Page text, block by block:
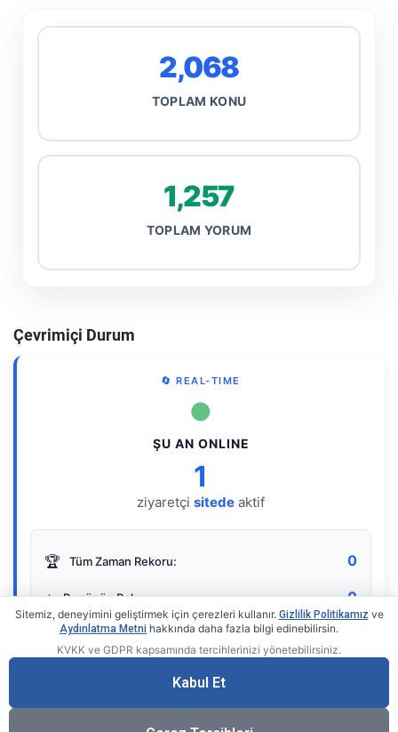
2,068
TOPLAM KONU
1,257
TOPLAM YORUM
Çevrimiçi Durum
🔄 REAL-TIME
●
ŞU AN ONLINE
1
ziyaretçi sitede aktif
🏆 Tüm Zaman Rekoru: 0
⭐ Bugünün Rekoru: 0
Gerçek zamanlı sayaç
Sitemiz, deneyimini geliştirmek için çerezleri kullanır. Gizlilik Politikamız ve
Aydınlatma Metni hakkında daha fazla bilgi edinebilirsin.
KVKK ve GDPR kapsamında tercihlerinizi yönetebilirsiniz.
Kabul Et